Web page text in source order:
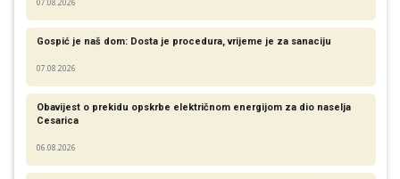
07.08.2026
Gospić je naš dom: Dosta je procedura, vrijeme je za sanaciju
07.08.2026
Obavijest o prekidu opskrbe električnom energijom za dio naselja
Cesarica
06.08.2026